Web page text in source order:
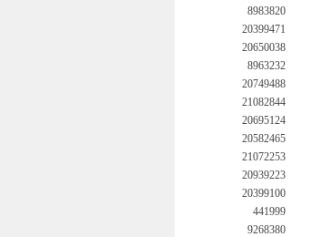
8983820
20399471
20650038
8963232
20749488
21082844
20695124
20582465
21072253
20939223
20399100
441999
9268380